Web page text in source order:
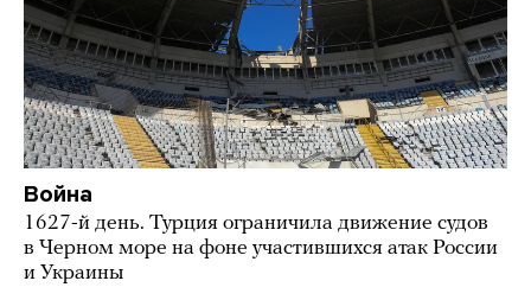
Война
1627-й день. Турция ограничила движение судов
в Черном море на фоне участившихся атак России
и Украины